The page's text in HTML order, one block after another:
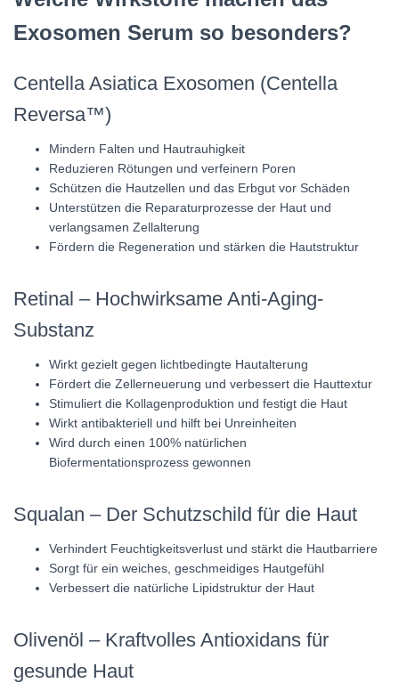
Exosomen Serum so besonders?
Centella Asiatica Exosomen (Centella
Reversa™)
Mindern Falten und Hautrauhigkeit
Reduzieren Rötungen und verfeinern Poren
Schützen die Hautzellen und das Erbgut vor Schäden
Unterstützen die Reparaturprozesse der Haut und
verlangsamen Zellalterung
Fördern die Regeneration und stärken die Hautstruktur
Retinal – Hochwirksame Anti-Aging-
Substanz
Wirkt gezielt gegen lichtbedingte Hautalterung
Fördert die Zellerneuerung und verbessert die Hauttextur
Stimuliert die Kollagenproduktion und festigt die Haut
Wirkt antibakteriell und hilft bei Unreinheiten
Wird durch einen 100% natürlichen
Biofermentationsprozess gewonnen
Squalan – Der Schutzschild für die Haut
Verhindert Feuchtigkeitsverlust und stärkt die Hautbarriere
Sorgt für ein weiches, geschmeidiges Hautgefühl
Verbessert die natürliche Lipidstruktur der Haut
Olivenöl – Kraftvolles Antioxidans für
gesunde Haut